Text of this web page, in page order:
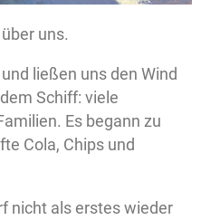
uns.
ließen uns den Wind
Schiff: viele
Es begann zu
Cola, Chips und
nicht als erstes wieder